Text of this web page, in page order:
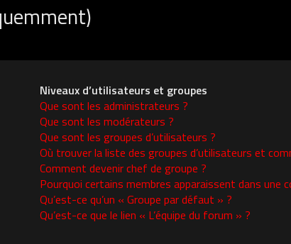
Niveaux d’utilisateurs et groupes
Que sont les administrateurs ?
Que sont les modérateurs ?
Que sont les groupes d’utilisateurs ?
Où trouver la liste des groupes d’utilisateurs et
Comment devenir chef de groupe ?
Pourquoi certains membres apparaissent dans une
Qu’est-ce qu’un « Groupe par défaut » ?
Qu’est-ce que le lien « L’équipe du forum » ?